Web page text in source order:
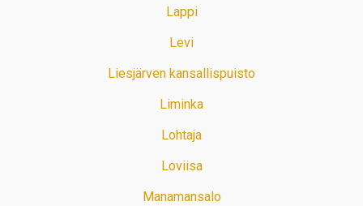
Lappi
Levi
Liesjärven kansallispuisto
Liminka
Lohtaja
Loviisa
Manamansalo